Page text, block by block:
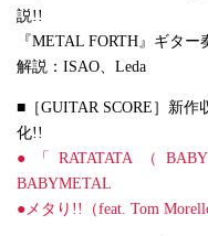
説!!
『METAL FORTH』ギター
解説：ISAO、Leda
■［GUITAR SCORE］新
化!!
●「RATATATA（
BABYMETAL
●メタり!!（feat. Tom